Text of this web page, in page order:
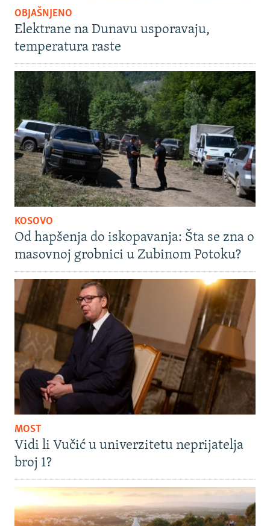
OBJAŠNJENO
Elektrane na Dunavu usporavaju,
temperatura raste
KOSOVO
Od hapšenja do iskopavanja: Šta se zna o
masovnoj grobnici u Zubinom Potoku?
MOST
Vidi li Vučić u univerzitetu neprijatelja
broj 1?